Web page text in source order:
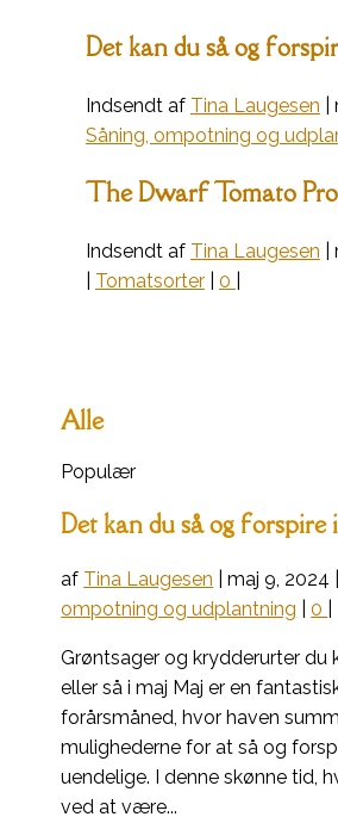
Det kan du så og
Indsendt af Tina Laugesen
Såning, ompotning og
The Dwarf Tomato
Indsendt af Tina Laugesen
Tomatsorter| 0
Alle
Populær
Det kan du så og forspire
af Tina Laugesen |maj 9, 2024
ompotning og udplantning |0
Grøntsager og krydderurter du
eller så i maj Maj er en
forårsmåned, hvor haven
mulighederne for at så og
uendelige. I denne skønne tid,
ved at være...